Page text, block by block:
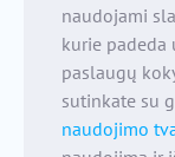
naudojami
kurie padeda
paslaugų
sutinkate su
naudojimo